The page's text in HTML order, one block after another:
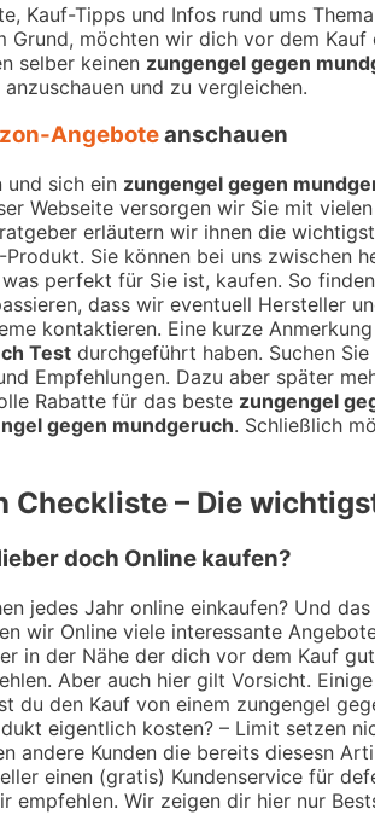
Kauf-Tipps und Infos rund ums Thema
Grund, möchten wir dich vor dem
selber keinen zungengel gegen
und zu vergleichen.
Angeboteanschauen
und sich ein zungengel gegen
Webseite versorgen wir Sie mit
erläutern wir ihnen die
-Produkt. Sie können bei uns zwischen
was perfekt für Sie ist, kaufen. So
dass wir eventuell Hersteller
kontaktieren. Eine kurze
Test durchgeführt haben. Suchen
Empfehlungen. Dazu aber später
Rabatte für das beste zungengel
gegen mundgeruch. Schließlich
Checkliste – Die
doch Online kaufen?
jedes Jahr online einkaufen? Und
wir Online viele interessante
in der Nähe der dich vor dem Kauf
Aber auch hier gilt Vorsicht.
den Kauf von einem zungengel
eigentlich kosten? – Limit setzen
andere Kunden die bereits diesesn
einen (gratis) Kundenservice für
Wir zeigen dir hier nur